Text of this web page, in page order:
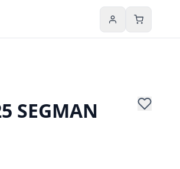
HesabımSepetim
SEGMAN